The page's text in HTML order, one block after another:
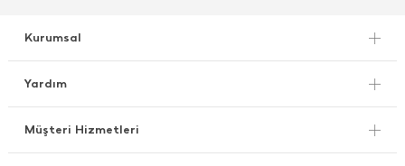
Kurumsal
Yardım
Müşteri Hizmetleri